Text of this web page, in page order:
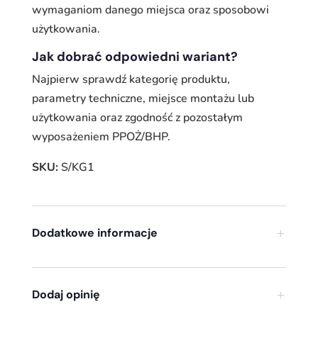
wymaganiom danego miejsca oraz sposobowi
użytkowania.
Jak dobrać odpowiedni wariant?
Najpierw sprawdź kategorię produktu,
parametry techniczne, miejsce montażu lub
użytkowania oraz zgodność z pozostałym
wyposażeniem PPOŻ/BHP.
SKU:S/KG1
Dodatkowe informacje
Dodaj opinię